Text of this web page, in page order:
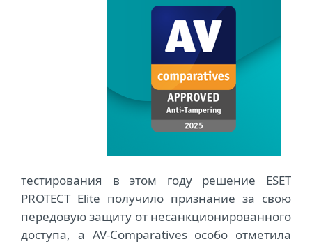
тестирования в этом году решение ESET
PROTECT Elite получило признание за свою
передовую защиту от несанкционированного
доступа, а AV-Comparatives особо отметила